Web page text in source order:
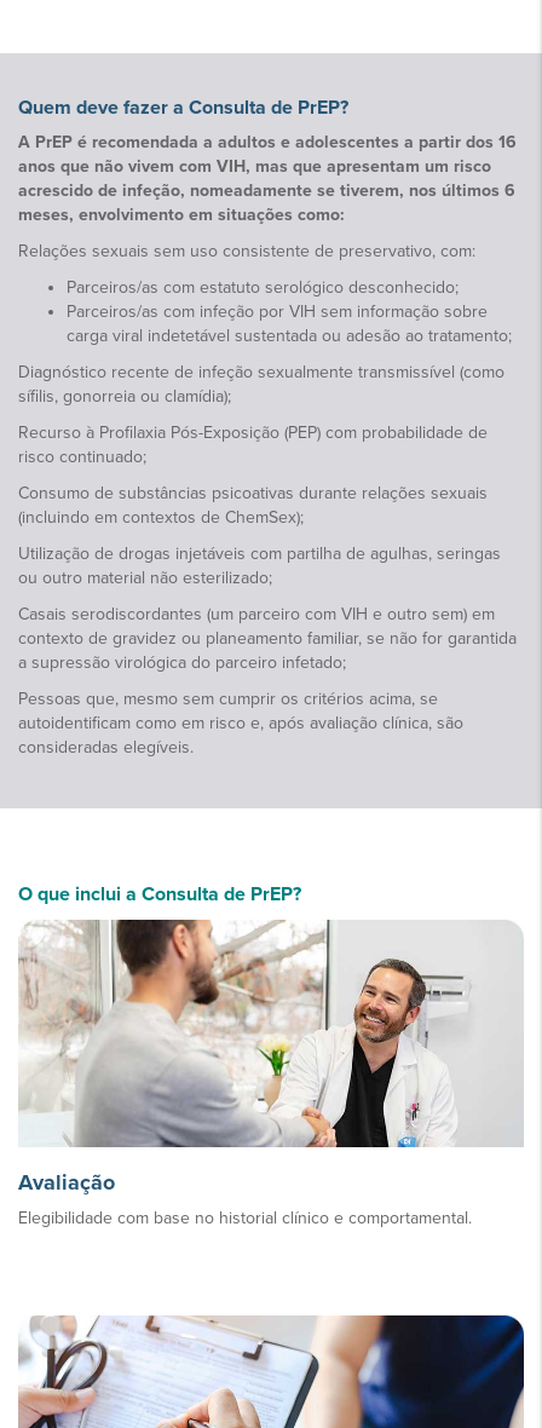
Quem deve fazer a Consulta de PrEP?
A PrEP é recomendada a adultos e adolescentes a partir dos 16
anos que não vivem com VIH, mas que apresentam um risco
acrescido de infeção, nomeadamente se tiverem, nos últimos 6
meses, envolvimento em situações como:
Relações sexuais sem uso consistente de preservativo, com:
Parceiros/as com estatuto serológico desconhecido;
Parceiros/as com infeção por VIH sem informação sobre
carga viral indetetável sustentada ou adesão ao tratamento;
Diagnóstico recente de infeção sexualmente transmissível (como
sífilis, gonorreia ou clamídia);
Recurso à Profilaxia Pós-Exposição (PEP) com probabilidade de
risco continuado;
Consumo de substâncias psicoativas durante relações sexuais
(incluindo em contextos de ChemSex);
Utilização de drogas injetáveis com partilha de agulhas, seringas
ou outro material não esterilizado;
Casais serodiscordantes (um parceiro com VIH e outro sem) em
contexto de gravidez ou planeamento familiar, se não for garantida
a supressão virológica do parceiro infetado;
Pessoas que, mesmo sem cumprir os critérios acima, se
autoidentificam como em risco e, após avaliação clínica, são
consideradas elegíveis.
O que inclui a Consulta de PrEP?
Avaliação
Elegibilidade com base no historial clínico e comportamental.